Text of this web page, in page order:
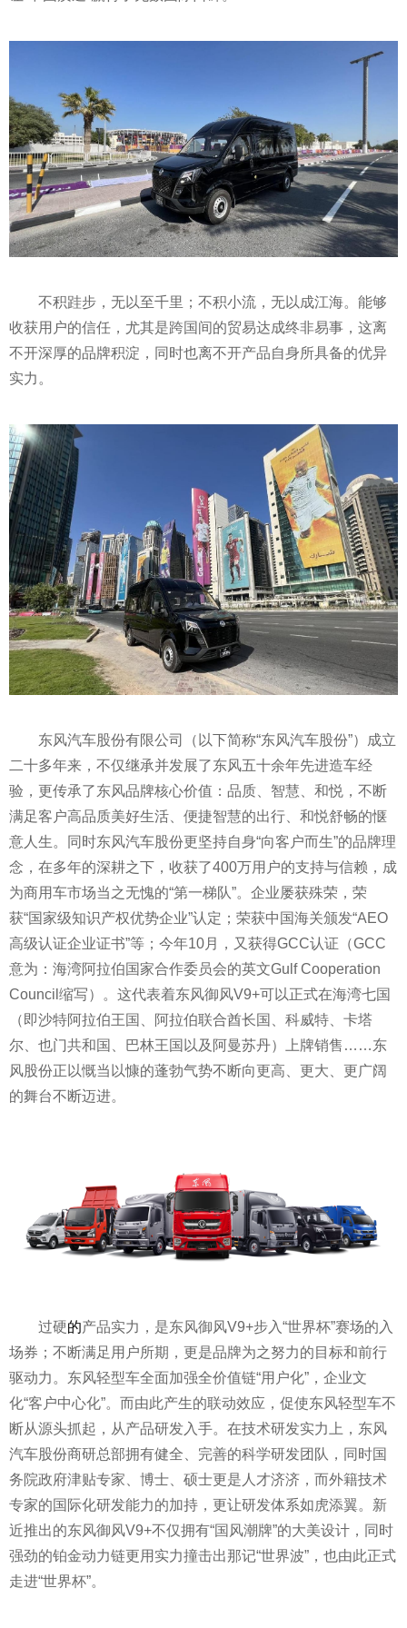
不积跬步，无以至千里；不积小流，无以成江海。能够
收获用户的信任，尤其是跨国间的贸易达成终非易事，这离
不开深厚的品牌积淀，同时也离不开产品自身所具备的优异
实力。
东风汽车股份有限公司（以下简称“东风汽车股份”）成立
二十多年来，不仅继承并发展了东风五十余年先进造车经
验，更传承了东风品牌核心价值：品质、智慧、和悦，不断
满足客户高品质美好生活、便捷智慧的出行、和悦舒畅的惬
意人生。同时东风汽车股份更坚持自身“向客户而生”的品牌理
念，在多年的深耕之下，收获了400万用户的支持与信赖，成
为商用车市场当之无愧的“第一梯队”。企业屡获殊荣，荣
获“国家级知识产权优势企业”认定；荣获中国海关颁发“AEO
高级认证企业证书”等；今年10月，又获得GCC认证（GCC
意为：海湾阿拉伯 国家合作委员会的英文Gulf Cooperation
Council缩写）。这代表着东风御风V9+可以正式在海湾七国
（即沙特阿拉伯王国、阿拉伯联合酋长国、科威特、卡塔
尔、也门共和国、巴林王国以及阿曼苏丹）上牌销售……东
风股份正以慨当以慷的蓬勃气势不断向更高、更大、更广阔
的舞台不断迈进。
过硬的产品实力，是东风御风V9+步入“世界杯”赛场的入
场券；不断满足用户所期，更是品牌为之努力的目标和前行
驱动力。东风轻型车全面加强全价值链“用户化”，企业文
化“客户中心化”。而由此产生的联动效应，促使东风轻型车不
断从源头抓起，从产品研发入手。在技术研发实力上，东风
汽车股份商研总部拥有健全、完善的科学研发团队，同时国
务院政府津贴专家、博士、硕士更是人才济济，而外籍技术
专家的国际化研发能力的加持，更让研发体系如虎添翼。新
近推出的东风御风V9+不仅拥有“国风潮牌”的大美设计，同时
强劲的铂金动力链更用实力撞击出那记“世界波”，也由此正式
走进“世界杯”。